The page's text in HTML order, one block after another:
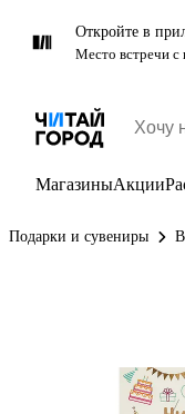
Откройте в
Место встречи с
МагазиныАкции
Подарки и сувениры